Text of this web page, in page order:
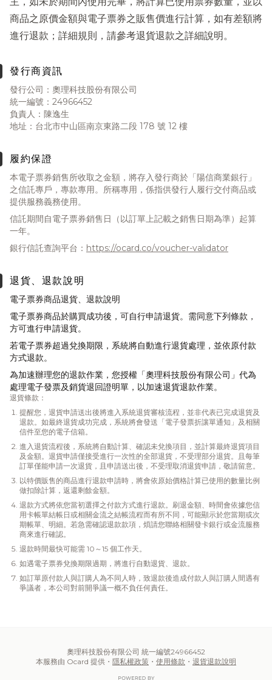
商品之原價金額與電子票券之販售價進行計算，如有差額將
進行退款；詳細規則，請參考退貨退款之詳細說明。
發行商資訊
發行公司：奧理科技股份有限公司
統一編號：24966452
負責人：陳逸生
地址：台北市中山區南京東路二段 178 號 12 樓
履約保證
本電子票券銷售所收取之金額，將存入發行商於「陽信商業銀行」
之信託專戶，專款專用。所稱專用，係指供發行人履行交付商品或
提供服務義務使用。
信託期間自電子票券銷售日（以訂單上記載之銷售日期為準）起算
一年。
銀行信託查詢平台： https://ocard.co/voucher-validator
退貨、退款說明
電子票券商品退貨、退款說明
電子票券商品於購買成功後，可自行申請退貨。需同意下列條款，
方可進行申請退貨。
若電子票券超過兌換期限，系統將自動進行退貨處理，並依原付款
方式退款。
為加速辦理您的退款作業，您授權「奧理科技股份有限公司」代為
處理電子發票及銷貨退回證明單，以加速退貨退款作業。
退貨條款：
提醒您，退貨申請送出後將進入系統退貨審核流程，並非代表已完成退貨及
退款。如最終退貨成功完成，系統將會發送「電子發票折讓單通知」及相關
信件至您的電子信箱。
進入退貨流程後，系統將自動計算、確認未兌換項目，並計算最終退貨項目
及金額。退貨申請僅接受進行一次性的全部退貨，不受理部分退貨。且每筆
訂單僅能申請一次退貨，且申請送出後，不受理取消退貨申請，敬請留意。
以特價販售的商品進行退款申請時，將會依原始價格計算已使用的數量比例
做扣除計算，返還剩餘金額。
退款方式將依您當初選擇之付款方式進行退款。刷退金額、時間會依據您信
用卡帳單結帳日或相關金流之結帳流程而有所不同，可能顯示於您當期或次
期帳單、明細。若急需確認退款款項，煩請您聯絡相關發卡銀行或金流服務
商來進行確認。
退款時間最快可能需 10～15 個工作天。
如遇電子票券兌換期限過期，將進行自動退貨、退款。
如訂單原付款人與訂購人為不同人時，致退款後造成付款人與訂購人間遇有
爭議者，本公司對前開爭議一概不負任何責任。
奧理科技股份有限公司 統一編號24966452
本服務由 Ocard 提供・ 隱私權政策 ・ 使用條款 ・ 退貨退款說明